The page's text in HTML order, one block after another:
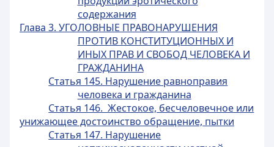
содержания
Глава 3. УГОЛОВНЫЕ ПРАВОНАРУШЕНИЯ
ПРОТИВ КОНСТИТУЦИОННЫХ И
ИНЫХ ПРАВ И СВОБОД ЧЕЛОВЕКА И
ГРАЖДАНИНА
Статья 145. Нарушение равноправия
человека и гражданина
Статья 146. Жестокое, бесчеловечное или
унижающее достоинство обращение, пытки
Статья 147. Нарушение